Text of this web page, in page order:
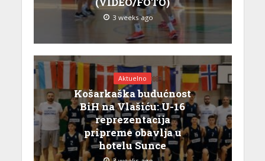
3 weeks ago
Aktuelno
Košarkaška budućnost
BiH na Vlašiću: U-16
reprezentacija
pripreme obavlja u
hotelu Sunce